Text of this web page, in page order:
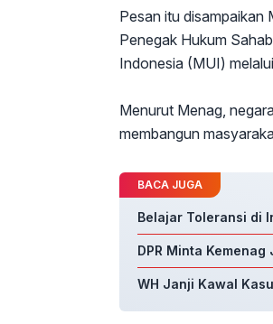
Pesan itu disampaikan
Penegak Hukum
Indonesia (MUI)
Menurut Menag,
membangun
BACA JUGA
Belajar Toleransi di
DPR Minta
WH Janji Kawal